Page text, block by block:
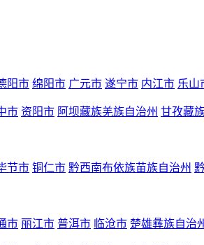
阳市 绵阳市 广元市 遂宁市 内江市 乐山
市 资阳市 阿坝藏族羌族自治州 甘孜藏
节市 铜仁市 黔西南布依族苗族自治州
市 丽江市 普洱市 临沧市 楚雄彝族自治